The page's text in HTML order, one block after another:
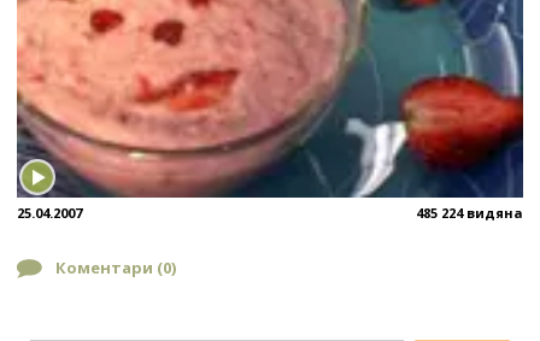
25.04.2007 485 224 видяна
Коментари (0)